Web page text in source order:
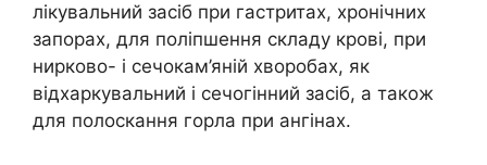
лікувальний засіб при гастритах, хронічних
запорах, для поліпшення складу крові, при
нирково- і сечокам’яній хворобах, як
відхаркувальний і сечогінний засіб, а також
для полоскання горла при ангінах.